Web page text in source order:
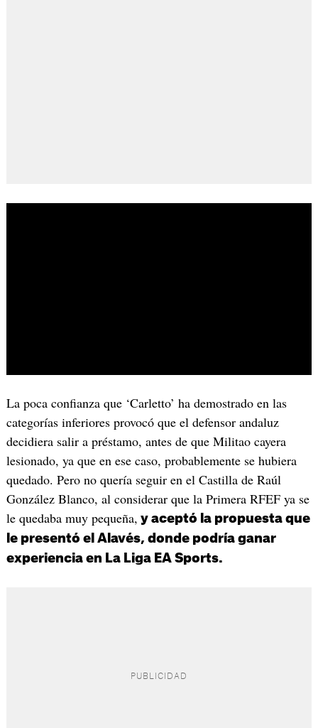
La poca confianza que ‘Carletto’ ha demostrado en las
categorías inferiores provocó que el defensor andaluz
decidiera salir a préstamo, antes de que Militao cayera
lesionado, ya que en ese caso, probablemente se hubiera
quedado. Pero no quería seguir en el Castilla de Raúl
González Blanco, al considerar que la Primera RFEF ya se
le quedaba muy pequeña, y aceptó la propuesta que
le presentó el Alavés, donde podría ganar
experiencia en La Liga EA Sports.